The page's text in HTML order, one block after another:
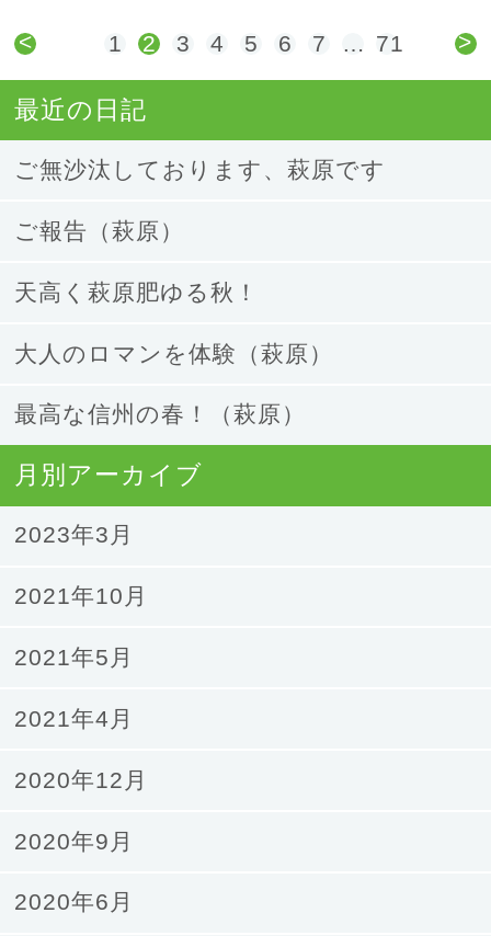
< 1 2 3 4 5 6 7 … 71 >
最近の日記
ご無沙汰しております、萩原です
ご報告（萩原）
天高く萩原肥ゆる秋！
大人のロマンを体験（萩原）
最高な信州の春！（萩原）
月別アーカイブ
2023年3月
2021年10月
2021年5月
2021年4月
2020年12月
2020年9月
2020年6月